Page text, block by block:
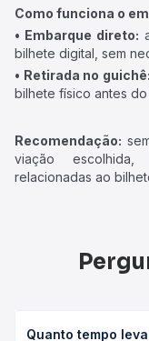
Como funciona o
• Embarque direto:
bilhete digital, sem
• Retirada no guichê:
bilhete físico antes
Recomendação:
viação
relacionadas ao
Quanto tempo